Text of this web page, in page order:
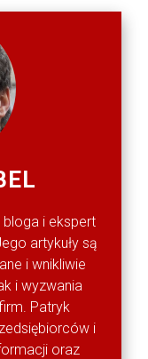
i ekspert
artykuły są
i wnikliwie
i wyzwania
Patryk
i
oraz